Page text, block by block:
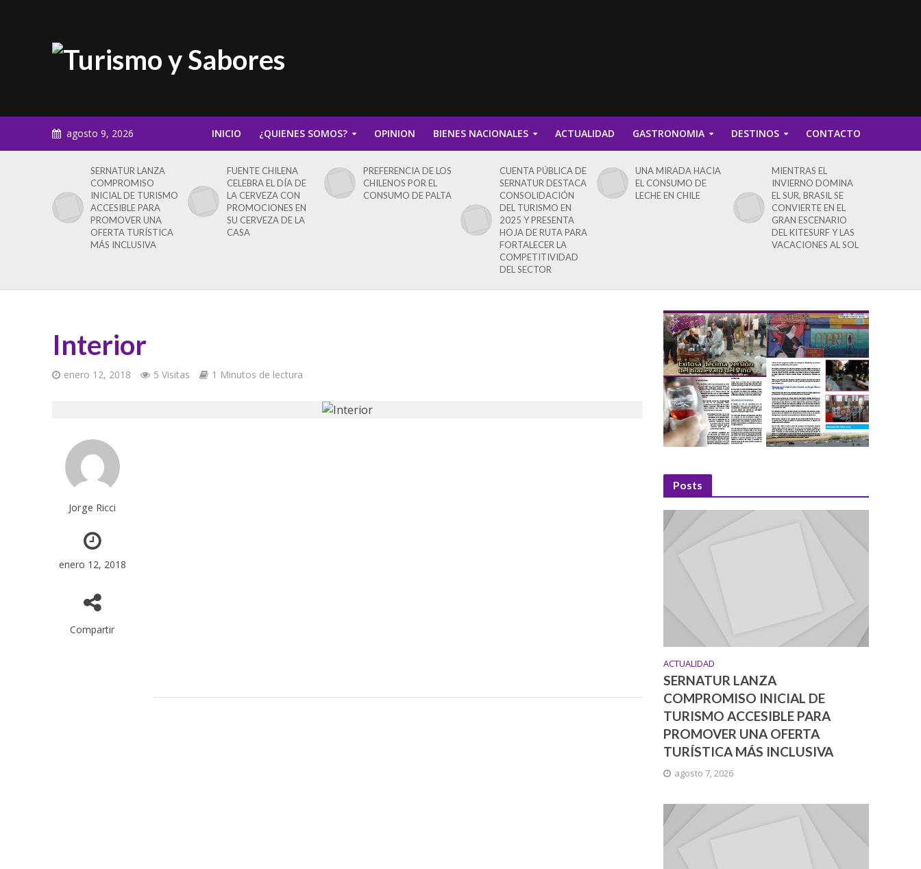
agosto 9, 2026 INICIO ¿QUIENES SOMOS? OPINION BIENES NACIONALES ACTUALIDAD GASTRONOMIA DESTINOS CONTACTO
SERNATUR LANZA
COMPROMISO
INICIAL DE TURISMO
ACCESIBLE PARA
PROMOVER UNA
OFERTA TURÍSTICA
MÁS INCLUSIVA
FUENTE CHILENA
CELEBRA EL DÍA DE
LA CERVEZA CON
PROMOCIONES EN
SU CERVEZA DE LA
CASA
PREFERENCIA DE LOS
CHILENOS POR EL
CONSUMO DE PALTA
CUENTA PÚBLICA DE
SERNATUR DESTACA
CONSOLIDACIÓN
DEL TURISMO EN
2025 Y PRESENTA
HOJA DE RUTA PARA
FORTALECER LA
COMPETITIVIDAD
DEL SECTOR
UNA MIRADA HACIA
EL CONSUMO DE
LECHE EN CHILE
MIENTRAS EL
INVIERNO DOMINA
EL SUR, BRASIL SE
CONVIERTE EN EL
GRAN ESCENARIO
DEL KITESURF Y LAS
VACACIONES AL SOL
Interior
enero 12, 2018 5 Visitas 1 Minutos de lectura
Jorge Ricci
enero 12, 2018
Compartir
Posts
ACTUALIDAD
SERNATUR LANZA
COMPROMISO INICIAL DE
TURISMO ACCESIBLE PARA
PROMOVER UNA OFERTA
TURÍSTICA MÁS INCLUSIVA
agosto 7, 2026